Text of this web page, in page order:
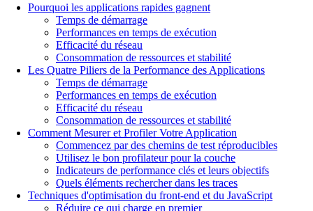
Pourquoi les applications rapides gagnent
Temps de démarrage
Performances en temps de exécution
Efficacité du réseau
Consommation de ressources et stabilité
Les Quatre Piliers de la Performance des Applications
Temps de démarrage
Performances en temps de exécution
Efficacité du réseau
Consommation de ressources et stabilité
Comment Mesurer et Profiler Votre Application
Commencez par des chemins de test réproducibles
Utilisez le bon profilateur pour la couche
Indicateurs de performance clés et leurs objectifs
Quels éléments rechercher dans les traces
Techniques d'optimisation du front-end et du JavaScript
Réduire ce qui charge en premier